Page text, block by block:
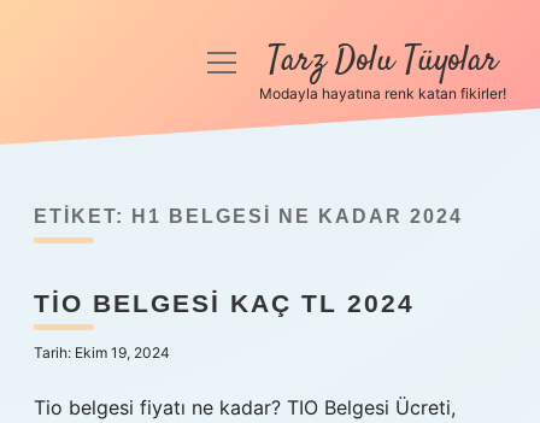
Anasayfa
Yasal Uyarı
Hakkımızda
menüyüTarz Dolu Tüyolar
Modayla hayatına renk katan fikirler!
ETIKET: H1 BELGESI NE KADAR 2024
TIO BELGESI KAÇ TL 2024
Tarih: Ekim 19, 2024
Tio belgesi fiyatı ne kadar? TIO Belgesi Ücreti,